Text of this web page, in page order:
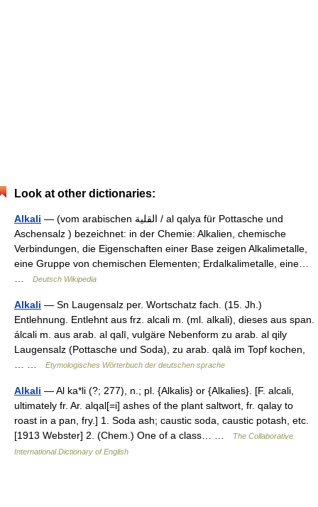
Look at other dictionaries:
Alkali — (vom arabischen ‏القلية‎ / al qalya für Pottasche und
Aschensalz ) bezeichnet: in der Chemie: Alkalien, chemische
Verbindungen, die Eigenschaften einer Base zeigen Alkalimetalle,
eine Gruppe von chemischen Elementen; Erdalkalimetalle, eine…
Deutsch Wikipedia
Alkali — Sn Laugensalz per. Wortschatz fach. (15. Jh.)
Entlehnung. Entlehnt aus frz. alcali m. (ml. alkali), dieses aus span.
álcali m. aus arab. al qalī, vulgäre Nebenform zu arab. al qily
Laugensalz (Pottasche und Soda), zu arab. qalā im Topf kochen,
Etymologisches Wörterbuch der deutschen sprache
Alkali — Al ka*li (?; 277), n.; pl. {Alkalis} or {Alkalies}. [F. alcali,
ultimately fr. Ar. alqal[=i] ashes of the plant saltwort, fr. qalay to
roast in a pan, fry.] 1. Soda ash; caustic soda, caustic potash, etc.
[1913 Webster] 2. (Chem.) One of a class… …
The Collaborative
International Dictionary of English